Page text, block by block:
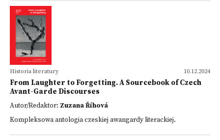
10.12.2024
Historia literatury
From Laughter to Forgetting. A Sourcebook of Czech
Avant-Garde Discourses
Autor/Redaktor: Zuzana Říhová
Kompleksowa antologia czeskiej awangardy literackiej.